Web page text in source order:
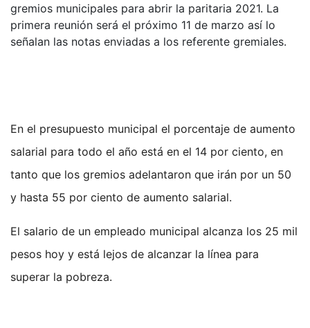
gremios municipales para abrir la paritaria 2021. La
primera reunión será el próximo 11 de marzo así lo
señalan las notas enviadas a los referente gremiales.
En el presupuesto municipal el porcentaje de aumento
salarial para todo el año está en el 14 por ciento, en
tanto que los gremios adelantaron que irán por un 50
y hasta 55 por ciento de aumento salarial.
El salario de un empleado municipal alcanza los 25 mil
pesos hoy y está lejos de alcanzar la línea para
superar la pobreza.